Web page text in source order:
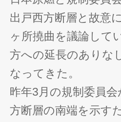
出戸西方断層と故意
ヶ所撓曲を議論して
方への延長のありな
なってきた。
昨年3月の規制委員
方断層の南端を示す